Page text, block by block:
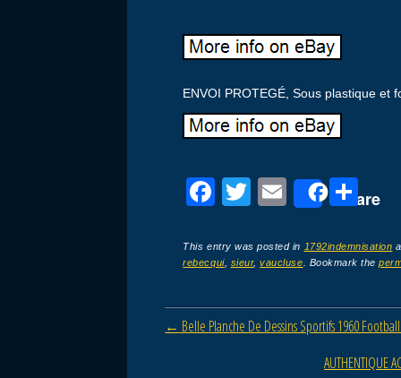
ENVOI PROTEGÉ, Sous plastique et
F
c
e
b
o
T
tt
er
E
ail
Share
P
ta
g
er
This entry was posted in 1792indemnisation
rebecqui, sieur,vaucluse . Bookmark the
Post navigation
← Belle Planche De Dessins Sportifs 1960
AUTHENTIQUE